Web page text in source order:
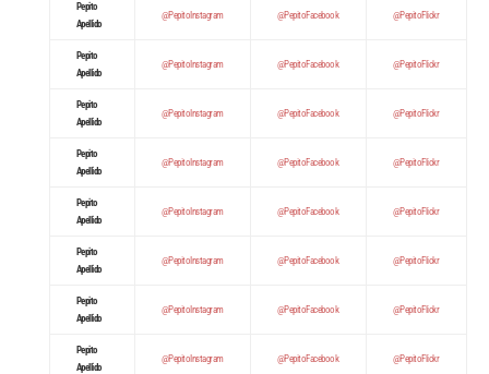
Pepito
Apellido
@PepitoInstagram @PepitoFacebook @PepitoFlickr
Pepito
Apellido
@PepitoInstagram @PepitoFacebook @PepitoFlickr
Pepito
Apellido
@PepitoInstagram @PepitoFacebook @PepitoFlickr
Pepito
Apellido
@PepitoInstagram @PepitoFacebook @PepitoFlickr
Pepito
Apellido
@PepitoInstagram @PepitoFacebook @PepitoFlickr
Pepito
Apellido
@PepitoInstagram @PepitoFacebook @PepitoFlickr
Pepito
Apellido
@PepitoInstagram @PepitoFacebook @PepitoFlickr
Pepito
Apellido
@PepitoInstagram @PepitoFacebook @PepitoFlickr